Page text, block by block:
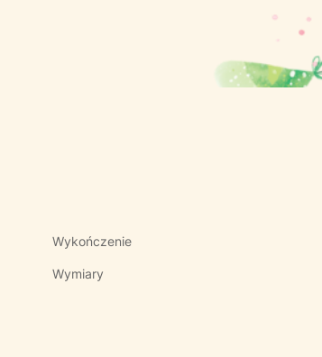
Wykończenie
Wymiary